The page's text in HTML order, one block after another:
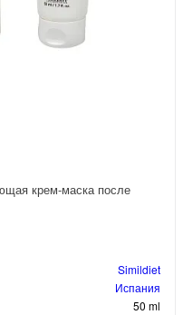
крем-маска после
Simildiet
Испания
50 ml